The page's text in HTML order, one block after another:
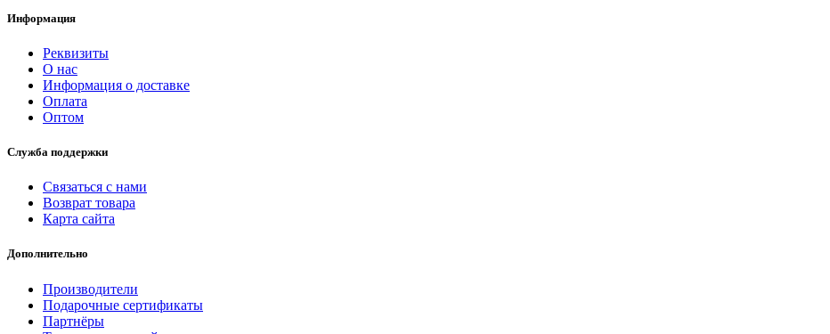
Информация
Реквизиты
О нас
Информация о доставке
Оплата
Оптом
Служба поддержки
Связаться с нами
Возврат товара
Карта сайта
Дополнительно
Производители
Подарочные сертификаты
Партнёры